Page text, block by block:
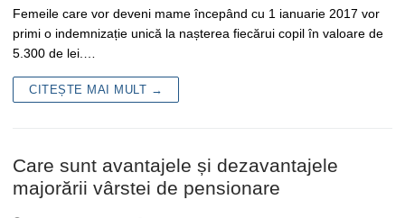
Femeile care vor deveni mame începând cu 1 ianuarie 2017 vor
primi o indemnizație unică la nașterea fiecărui copil în valoare de
5.300 de lei.…
CITEȘTE MAI MULT →
Care sunt avantajele și dezavantajele
majorării vârstei de pensionare